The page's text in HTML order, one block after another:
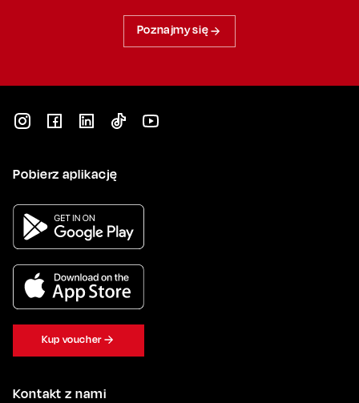
Poznajmy się
Kontakt z nami
Pobierz aplikację
Kup voucher